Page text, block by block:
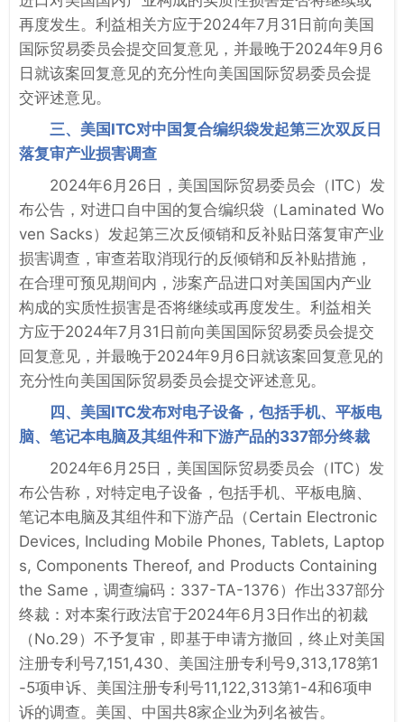
再度发生。利益相关方应于2024年7月31日前向美国
国际贸易委员会提交回复意见，并最晚于2024年9月6
日就该案回复意见的充分性向美国国际贸易委员会提
交评述意见。
三、美国ITC对中国复合编织袋发起第三次双反日
落复审产业损害调查
2024年6月26日，美国国际贸易委员会（ITC）发
布公告，对进口自中国的复合编织袋（Laminated Wo
ven Sacks）发起第三次反倾销和反补贴日落复审产业
损害调查，审查若取消现行的反倾销和反补贴措施，
在合理可预见期间内，涉案产品进口对美国国内产业
构成的实质性损害是否将继续或再度发生。利益相关
方应于2024年7月31日前向美国国际贸易委员会提交
回复意见，并最晚于2024年9月6日就该案回复意见的
充分性向美国国际贸易委员会提交评述意见。
四、美国ITC发布对电子设备，包括手机、平板电
脑、笔记本电脑及其组件和下游产品的337部分终裁
2024年6月25日，美国国际贸易委员会（ITC）发
布公告称，对特定电子设备，包括手机、平板电脑、
笔记本电脑及其组件和下游产品（Certain Electronic
Devices, Including Mobile Phones, Tablets, Laptop
s, Components Thereof, and Products Containing
the Same，调查编码：337-TA-1376）作出337部分
终裁：对本案行政法官于2024年6月3日作出的初裁
（No.29）不予复审，即基于申请方撤回，终止对美国
注册专利号7,151,430、美国注册专利号9,313,178第1
-5项申诉、美国注册专利号11,122,313第1-4和6项申
诉的调查。美国、中国共8家企业为列名被告。